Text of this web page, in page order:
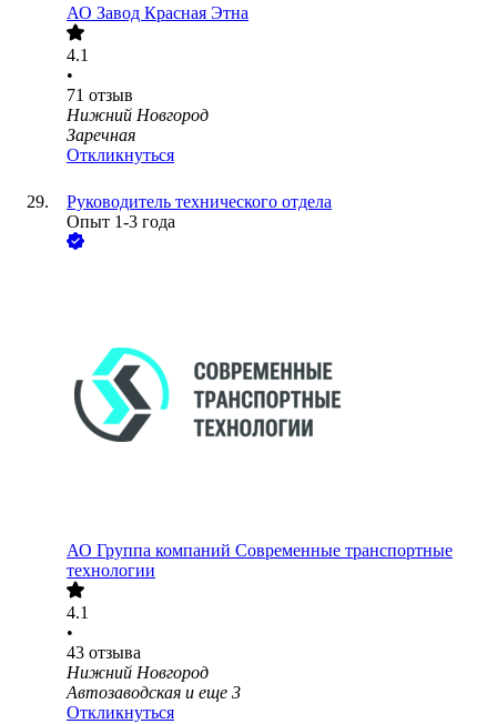
АО Завод Красная Этна
4.1
•
71 отзыв
Нижний Новгород
Заречная
Откликнуться
Руководитель технического отдела
Опыт 1-3 года
АО Группа компаний Современные транспортные
технологии
4.1
•
43 отзыва
Нижний Новгород
Автозаводская и еще 3
Откликнуться